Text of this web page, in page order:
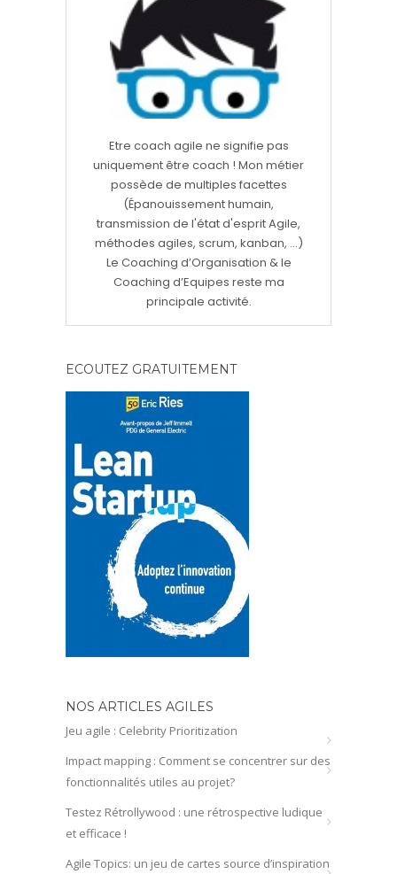
Etre coach agile ne signifie pas
uniquement être coach ! Mon métier
possède de multiples facettes
(Épanouissement humain,
transmission de l'état d'esprit Agile,
méthodes agiles, scrum, kanban, ...)
Le Coaching d’Organisation & le
Coaching d’Equipes reste ma
principale activité.
ECOUTEZ GRATUITEMENT
NOS ARTICLES AGILES
Jeu agile : Celebrity Prioritization
Impact mapping : Comment se concentrer sur des
fonctionnalités utiles au projet?
Testez Rétrollywood : une rétrospective ludique
et efficace !
Agile Topics: un jeu de cartes source d’inspiration